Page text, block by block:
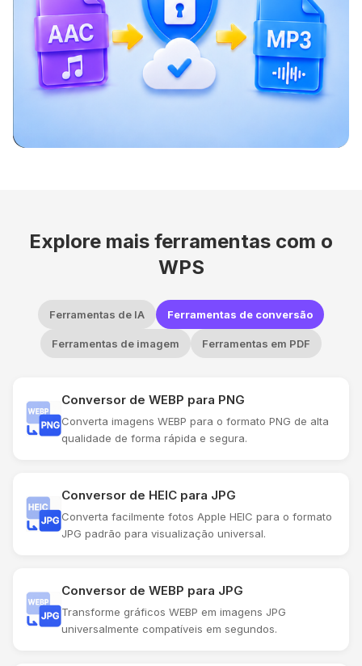
Explore mais ferramentas com o
WPS
Ferramentas de IA Ferramentas de conversão
Ferramentas de imagem Ferramentas em PDF
Conversor de WEBP para PNG
Converta imagens WEBP para o formato PNG de alta
qualidade de forma rápida e segura.
Conversor de HEIC para JPG
Converta facilmente fotos Apple HEIC para o formato
JPG padrão para visualização universal.
Conversor de WEBP para JPG
Transforme gráficos WEBP em imagens JPG
universalmente compatíveis em segundos.